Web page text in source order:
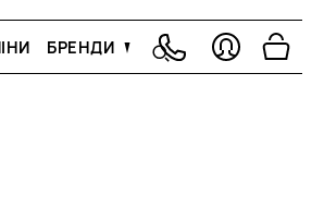
БРЕНДИ